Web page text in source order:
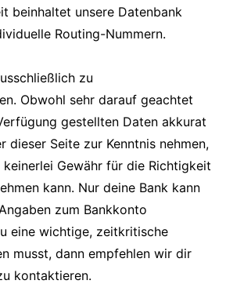
beinhaltet unsere Datenbank
Routing-Nummern.
zu
Obwohl sehr darauf geachtet
gestellten Daten akkurat
dieser Seite zur Kenntnis nehmen,
keinerlei Gewähr für die Richtigkeit
kann. Nur deine Bank kann
zum Bankkonto
eine wichtige, zeitkritische
musst, dann empfehlen wir dir
kontaktieren.